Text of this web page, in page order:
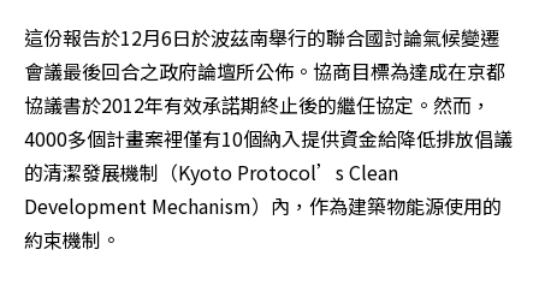
這份報告於12月6日於波茲南舉行的聯合國討論氣候變遷
會議最後回合之政府論壇所公佈。協商目標為達成在京都
協議書於2012年有效承諾期終止後的繼任協定。然而，
4000多個計畫案裡僅有10個納入提供資金給降低排放倡議
的清潔發展機制（Kyoto Protocol’s Clean
Development Mechanism）內，作為建築物能源使用的
約束機制。